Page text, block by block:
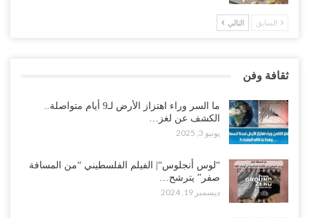
السابق التالي
ثقافة وفن
ما السر وراء اهتزاز الأرض لـ9 أيام متواصلة..
الكشف عن لغز…
يونيو 3, 2025
“لوس أنجلوس“| الفيلم الفلسطيني “من المسافة
صفر” يترشح…
ديسمبر 19, 2024